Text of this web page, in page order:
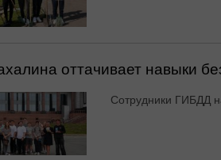
оттачивает навыки
Сотрудники ГИБДД